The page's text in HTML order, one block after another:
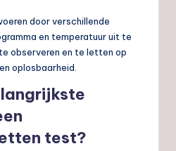
door verschillende
en temperatuur uit te
observeren en te letten op
oplosbaarheid.
test?